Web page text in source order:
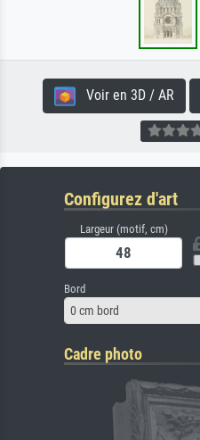
Voir en 3D / AR
Configurez d'art
Largeur (motif, cm)
Bord
0 cm bord
Cadre photo